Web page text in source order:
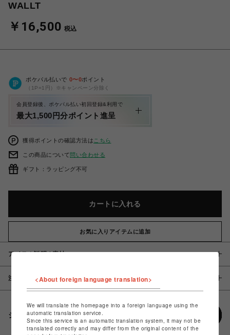
WALLT
￥16,500 税込
ポケパル払いで 0〜0ポイント
（1P=1円）※キャンペーン分除く
会員登録後、ポケパル払い初回登録&利用で
最大1,500円分ポイント進呈
獲得ポイントの確認方法は こちら
この商品について問い合わせる
ギフト：ラッピング不可
カートに入れる
お気に入りアイテムに追加
アイテム説明 / 素材
注意事項
シェアする
<About foreign language translation>
We will translate the homepage into a foreign language using the
automatic translation service.
Since this service is an automatic translation system, it may not be
translated correctly and may differ from the original content of the